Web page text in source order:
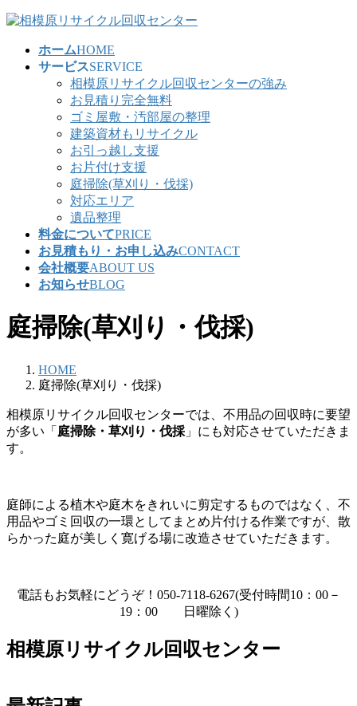
コ
ナ
ホームHOME
サービスSERVICE
相模原リサイクル回収センターの強み
お見積り完全無料
ゴミ屋敷・汚部屋の整理
建築資材もリサイクル
お引っ越し支援
お片付け支援
庭掃除(草刈り・伐採)
対応エリア
遺品整理
料金についてPRICE
お見積もり・お申し込みCONTACT
会社概要ABOUT US
お知らせBLOG
庭掃除(草刈り・伐採)
HOME
庭掃除(草刈り・伐採)
相模原リサイクル回収センターでは、不用品の回収時に要望
が多い「 庭掃除・草刈り・伐採 」にも対応させていただきま
す。
庭師による植木や庭木をきれいに剪定するものではなく、不
用品やゴミ回収の一環としてまとめ片付ける作業ですが、散
らかった庭が美しく寛げる場に改造させていただきます。
電話もお気軽にどうぞ！050-7118-6267(受付時間10：00－
19：00 日曜除く)
相模原リサイクル回収センター